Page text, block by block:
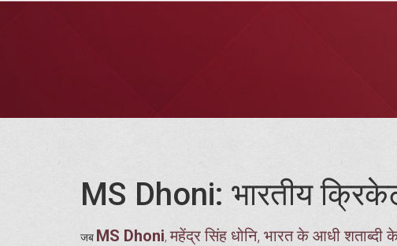
MS Dhoni: भारतीय
जब MS Dhoni,महेंद्र सिंह धोनि, भारत के आधी